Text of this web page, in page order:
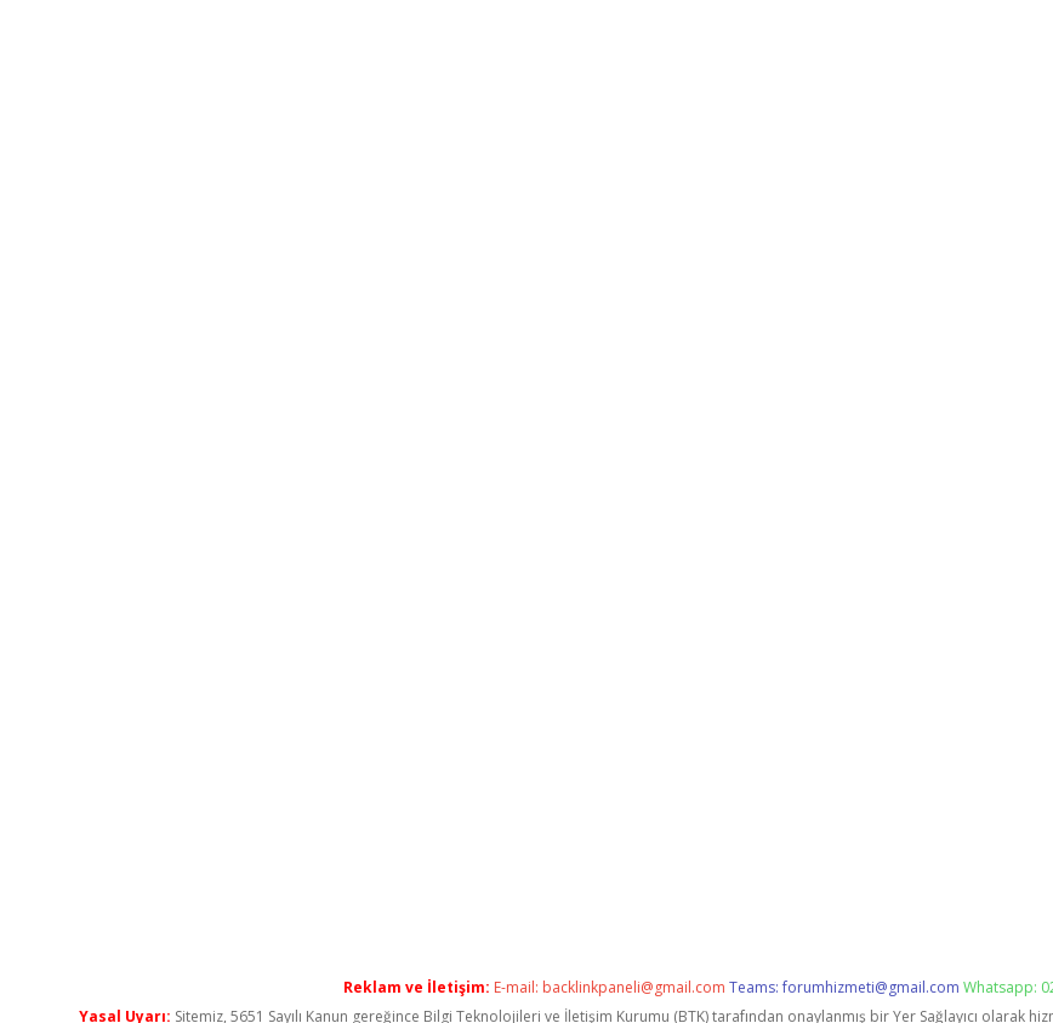
Reklam ve İletişim: E-mail: backlinkpaneli@gmail.com Teams:forumhizmeti@gmail.com Whatsapp:
Yasal Uyarı: Sitemiz, 5651 Sayılı Kanun gereğince Bilgi Teknolojileri ve İletişim Kurumu (BTK) tarafından onaylanmış bir Yer Sağlayıcı